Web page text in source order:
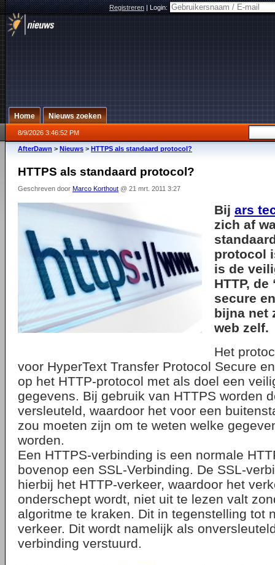
Registreren|Login:
Home Nieuws zoeken
8/9/2026 3:46:52 PM
AfterDawn > Nieuws > HTTPS als standaard protocol?
HTTPS als standaard protocol?
Geschreven door Marco Korthout @ 21 mrt. 2011 3:27
Bij ars
zich af
protocol
is de
HTTP,
secure
bijna net
web zelf.
Het
voor HyperText Transfer Protocol Secure
op het HTTP-protocol met als doel een
gegevens. Bij gebruik van HTTPS worden
versleuteld, waardoor het voor een
zou moeten zijn om te weten welke
worden.
Een HTTPS-verbinding is een normale
bovenop een SSL-Verbinding. De SSL-
hierbij het HTTP-verkeer, waardoor het
onderschept wordt, niet uit te lezen valt
algoritme te kraken. Dit in tegenstelling tot
verkeer. Dit wordt namelijk als
verbinding verstuurd.